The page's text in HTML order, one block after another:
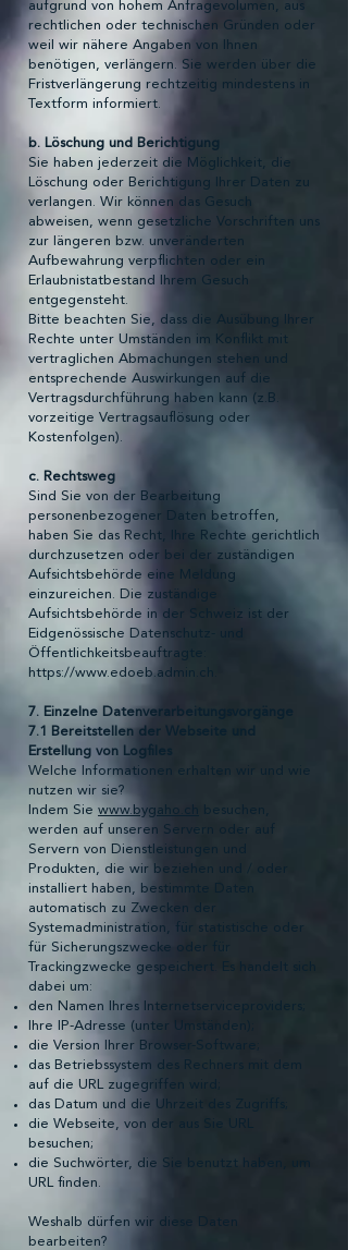
aufgrund von hohem Anfragevolumen, aus
rechtlichen oder technischen Gründen oder
weil wir nähere Angaben von Ihnen
benötigen, verlängern. Sie werden über die
Fristverlängerung rechtzeitig mindestens in
Textform informiert.
b. Löschung und Berichtigung
Sie haben jederzeit die Möglichkeit, die
Löschung oder Berichtigung Ihrer Daten zu
verlangen. Wir können das Gesuch
abweisen, wenn gesetzliche Vorschriften uns
zur längeren bzw. unveränderten
Aufbewahrung verpflichten oder ein
Erlaubnistatbestand Ihrem Gesuch
entgegensteht.
Bitte beachten Sie, dass die Ausübung Ihrer
Rechte unter Umständen im Konflikt mit
vertraglichen Abmachungen stehen und
entsprechende Auswirkungen auf die
Vertragsdurchführung haben kann (z.B.
vorzeitige Vertragsauflösung oder
Kostenfolgen).
c. Rechtsweg
Sind Sie von der Bearbeitung
personenbezogener Daten betroffen,
haben Sie das Recht, Ihre Rechte gerichtlich
durchzusetzen oder bei der zuständigen
Aufsichtsbehörde eine Meldung
einzureichen. Die zuständige
Aufsichtsbehörde in der Schweiz ist der
Eidgenössische Datenschutz- und
Öffentlichkeitsbeauftragte:
https://www.edoeb.admin.ch
7. Einzelne Datenverarbeitungsvorgänge
7.1 Bereitstellen der Webseite und
Erstellung von Logfiles
Welche Informationen erhalten wir und wie
nutzen wir sie?
Indem Sie www.bygaho.ch
besuchen,
werden auf unseren Servern oder auf
Servern von Dienstleistungen und
Produkten, die wir beziehen und / oder
installiert haben, bestimmte Daten
automatisch zu Zwecken der
Systemadministration, für statistische oder
für Sicherungszwecke oder für
Trackingzwecke gespeichert. Es handelt sich
dabei um:
den Namen Ihres Internetserviceproviders;
Ihre IP-Adresse (unter Umständen);
die Version Ihrer Browser-Software;
das Betriebssystem des Rechners mit dem
auf die URL zugegriffen wird;
das Datum und die Uhrzeit des Zugriffs;
die Webseite, von der aus Sie URL
besuchen;
die Suchwörter, die Sie benutzt haben, um
URL finden.
Weshalb dürfen wir diese Daten
bearbeiten?